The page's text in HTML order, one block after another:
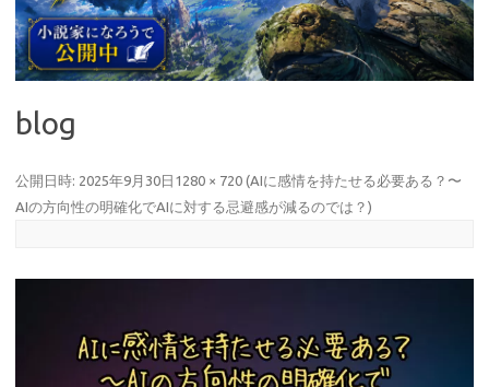
blog
公開日時: 2025年9月30日 1280 × 720 (AIに感情を持たせる必要ある？〜
AIの方向性の明確化でAIに対する忌避感が減るのでは？ )